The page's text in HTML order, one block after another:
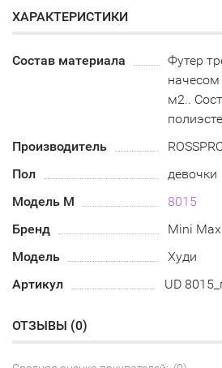
ХАРАКТЕРИСТИКИ
Состав материала
Футер
м2..
Производитель
Пол
девочки
Модель М
8015
Бренд
Mini
Модель
Худи
Артикул
UD
ОТЗЫВЫ (0)